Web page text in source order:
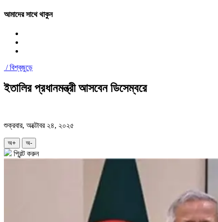
আমাদের সাথে থাকুন
/বিশ্বজুড়ে
ইতালির প্রধানমন্ত্রী আসবেন ডিসেম্বরে
শুক্রবার, অক্টোবর ২৪, ২০২৫
অ+ অ-
প্রিন্ট করুন